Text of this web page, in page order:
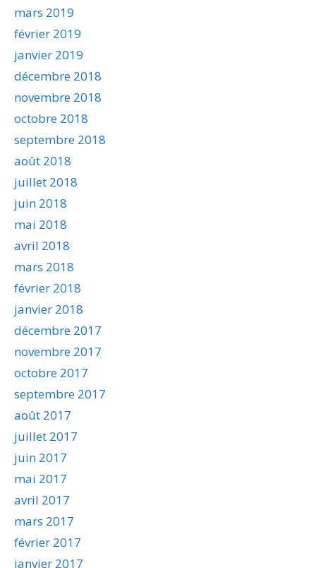
mars 2019
février 2019
janvier 2019
décembre 2018
novembre 2018
octobre 2018
septembre 2018
août 2018
juillet 2018
juin 2018
mai 2018
avril 2018
mars 2018
février 2018
janvier 2018
décembre 2017
novembre 2017
octobre 2017
septembre 2017
août 2017
juillet 2017
juin 2017
mai 2017
avril 2017
mars 2017
février 2017
janvier 2017